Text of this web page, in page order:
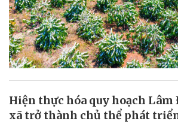
Hiện thực hóa quy hoạch Lâm
xã trở thành chủ thể phát